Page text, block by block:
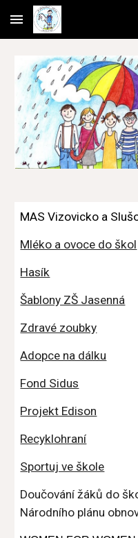
Skip to main content
MAS Vizovicko a
Mléko a ovoce do škol
Hasík
Šablony ZŠ Jasenná
Zdravé zoubky
Adopce na dálku
Fond Sidus
Projekt Edison
Recyklohraní
Sportuj ve škole
Doučování žáků do
Národního plánu